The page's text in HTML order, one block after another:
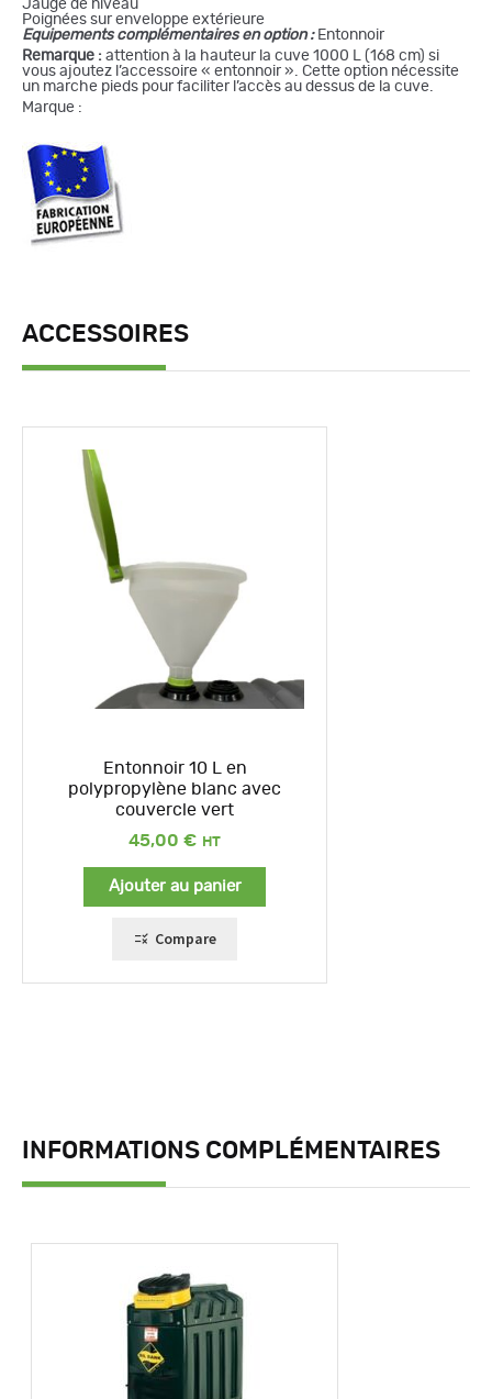
Jauge de niveau
Poignées sur enveloppe extérieure
Equipements complémentaires en option : Entonnoir
Remarque : attention à la hauteur la cuve 1000 L (168 cm) si
vous ajoutez l’accessoire « entonnoir ». Cette option nécessite
un marche pieds pour faciliter l’accès au dessus de la cuve.
Marque :
ACCESSOIRES
Entonnoir 10 L en
polypropylène blanc avec
couvercle vert
45,00 €
Ajouter au panier
Compare
INFORMATIONS COMPLÉMENTAIRES